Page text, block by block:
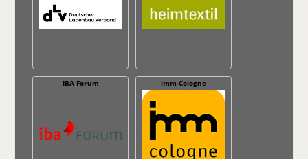
IBA Forum imm-Cologne